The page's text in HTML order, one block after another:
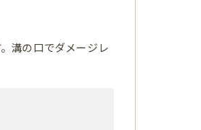
溝の口でダメージレ